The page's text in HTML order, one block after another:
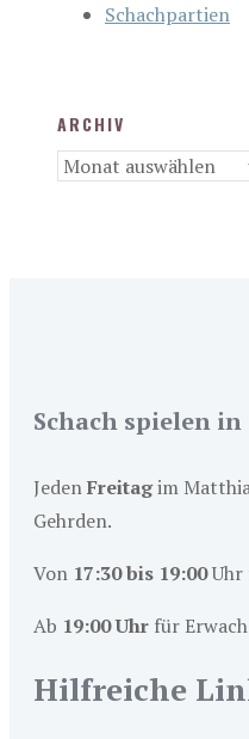
Schachpartien
ARCHIV
Archiv
Schach spielen in
JedenFreitagim
Gehrden.
Von 17:30 bis 19:00Uhr
Ab 19:00 Uhr für
Hilfreiche